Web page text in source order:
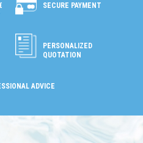
SECURE PAYMENT
PERSONALIZED
QUOTATION
ADVICE